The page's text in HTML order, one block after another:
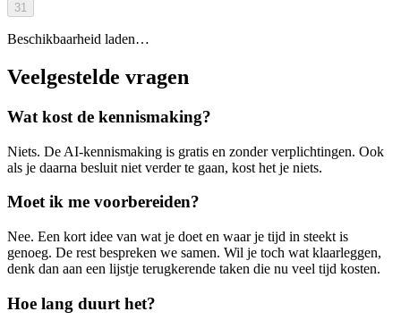
31
Beschikbaarheid laden…
Veelgestelde vragen
Wat kost de kennismaking?
Niets. De AI-kennismaking is gratis en zonder verplichtingen. Ook
als je daarna besluit niet verder te gaan, kost het je niets.
Moet ik me voorbereiden?
Nee. Een kort idee van wat je doet en waar je tijd in steekt is
genoeg. De rest bespreken we samen. Wil je toch wat klaarleggen,
denk dan aan een lijstje terugkerende taken die nu veel tijd kosten.
Hoe lang duurt het?